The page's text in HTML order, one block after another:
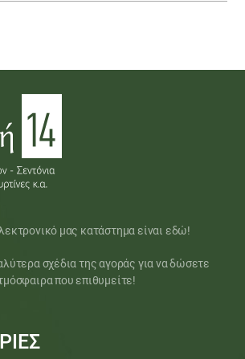
μας κατάστημα είναι εδώ!
σχέδια της αγοράς για να δώσετε
που επιθυμείτε!